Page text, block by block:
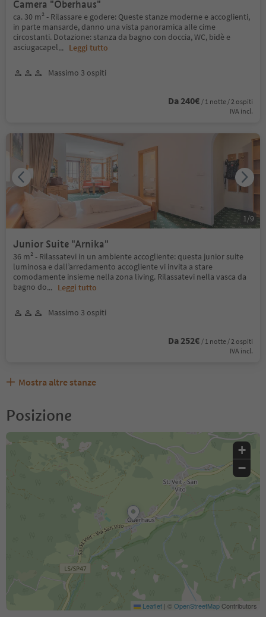
Camera "Oberhaus"
ca. 30 m² - Rilassare e godere: Queste stanze moderne e accoglienti,
in parte mansarde, danno una vista panoramica alle cime
circostanti. Dotazione: stanza da bagno con doccia, WC, bidè e
asciugacapel... Leggi tutto
Massimo 3 ospiti
Da 240€ / 1 notte / 2 ospiti
IVA incl.
Junior Suite "Arnika"
36 m² - Rilassatevi in un ambiente accogliente: questa junior suite
luminosa e dall’arredamento accogliente vi invita a stare
comodamente insieme nella zona living. Rilassatevi nella vasca da
bagno do... Leggi tutto
Massimo 3 ospiti
Da 252€ / 1 notte / 2 ospiti
IVA incl.
1/9
Mostra altre stanze
Posizione
+
−
Leaflet | ©OpenStreetMapContributors